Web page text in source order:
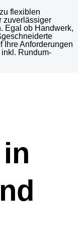
flexiblen
zuverlässiger
Egal ob Handwerk,
Ihre Anforderungen
Rundum-